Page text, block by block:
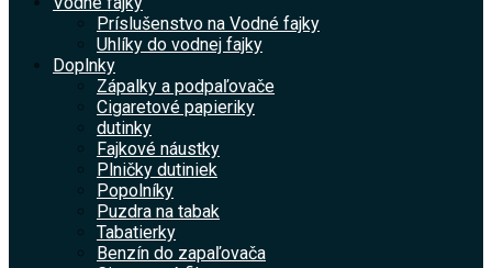
Príslušenstvo na Vodné fajky
Uhlíky do vodnej fajky
Doplnky
Zápalky a podpaľovače
Cigaretové papieriky
dutinky
Fajkové náustky
Plničky dutiniek
Popolníky
Puzdra na tabak
Tabatierky
Benzín do zapaľovača